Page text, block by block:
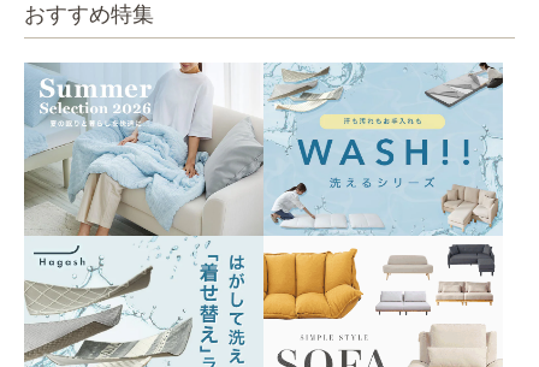
おすすめ特集